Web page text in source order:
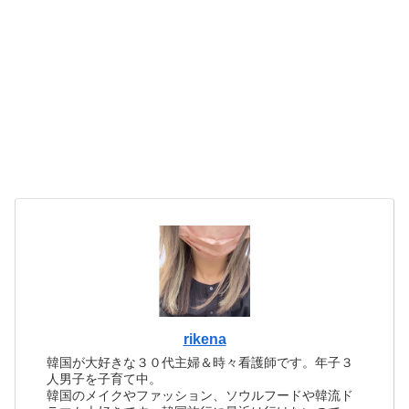
rikena
韓国が大好きな３０代主婦＆時々看護師です。年子３
人男子を子育て中。
韓国のメイクやファッション、ソウルフードや韓流ド